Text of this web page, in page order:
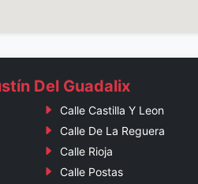
Del Guadalix
Calle Castilla Y Leon
Calle De La Reguera
Calle Rioja
Calle Postas